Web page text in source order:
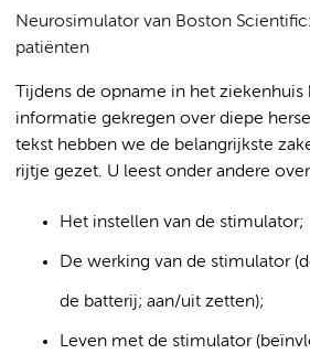
Neurosimulator van Boston
patiënten
Tijdens de opname in het ziekenhuis
informatie gekregen over diepe
tekst hebben we de belangrijkste
rijtje gezet. U leest onder andere
Het instellen van de stimulator;
De werking van de stimulator
de batterij; aan/uit zetten);
Leven met de stimulator